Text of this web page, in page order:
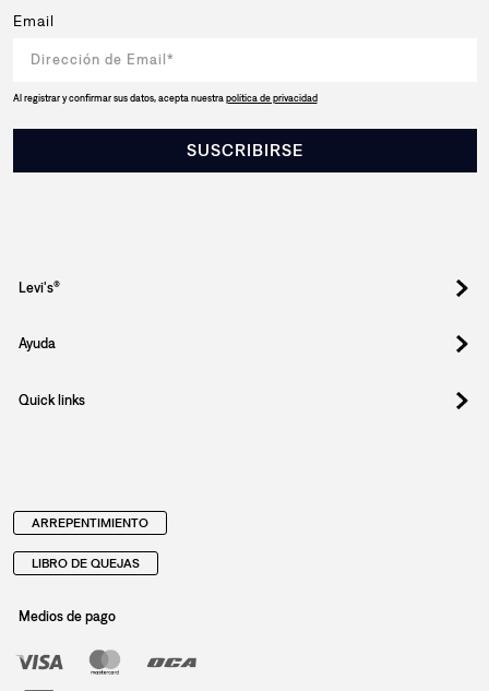
Email
Al registrar y confirmar sus datos, acepta nuestrapolítica de privacidad
SUSCRIBIRSE
Levi's®
Ayuda
Quick links
ARREPENTIMIENTO
LIBRO DE QUEJAS
Medios de pago